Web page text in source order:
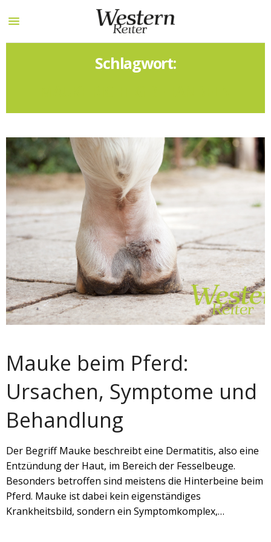
Schlagwort:
Mauke beim Pferd:
Ursachen, Symptome und
Behandlung
Der Begriff Mauke beschreibt eine Dermatitis, also eine
Entzündung der Haut, im Bereich der Fesselbeuge.
Besonders betroffen sind meistens die Hinterbeine beim
Pferd. Mauke ist dabei kein eigenständiges
Krankheitsbild, sondern ein Symptomkomplex,…